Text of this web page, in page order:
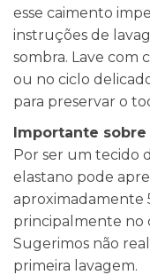
esse caimento
instruções de
sombra. Lave com
ou no ciclo
para preservar o
Importante
Por ser um tecido
elastano pode
aproximadamente
principalmente no
Sugerimos não
primeira lavagem.